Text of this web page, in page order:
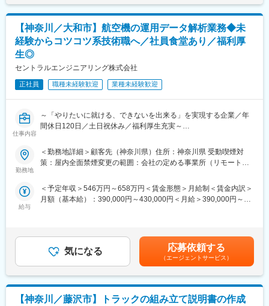
的に取り組んでいます。近年では、自動運転技術の開発にも力を
入れ、物流の変革や社会問題の解決に取り組んでいます。
変更の範囲：会社の定める業務
各種文書の作成
・衛星の初期運用を行うためのオペレーション環境の整備/構築
・初期運用に関する社内関係部門との調整、顧客への説明
・衛星運用支援業務
ムを客先の環境でオペレーション作業を実施するといったご経験
■就業環境
抜け）を活用し、夕食の準備、お子さんのお迎えなど仕事と両立
している環境です。
■業務の魅力
・衛星システムの運用設計および運用オペレーションで活躍して
いただくことを期待しています。
・NECの宇宙ソリューションを通じて、「安全・安心・公平・効
率」な社会の実現に貢献することができます。
・まずは運用に携わり、その後試験・設計といった他の部署への
に昇格し活躍しています。出身業界は様々で、社内では技術の勉
【神奈川／大和市】航空機の運用データ解析業務◆未
経験からコツコツ系技術職へ／社員食堂あり／福利厚
生◎
セントラルエンジニアリング株式会社
正社員 職種未経験歓迎 業種未経験歓迎
仕事内容
～「やりたいに就ける、できないを出来る」を実現する企業／年
間休日120日／土日祝休み／福利厚生充実～
■主な業務内容：
・修理対策検討、改修設計：航空機等に発生した問題に対する修
び最新情報に基づく改訂作業
・技術維持作業：機体の運用健全性を保つための各種技術維持作
・PC作業：Microsoft Office（Excel、Word）を用いた文書作成や
データ整理など各種サポート業務
■就業環境：
社員食堂が完備されており働きやすい環境です。
「草柳二丁目」バス停下車、徒歩約3分とアクセス良好です。
勤務地
＜勤務地詳細＞顧客先（神奈川県）住所：神奈川県 受動喫煙対
策：屋内全面禁煙変更の範囲：会社の定める事業所（リモートワ
給与
＜予定年収＞546万円～658万円＜賃金形態＞月給制＜賃金内訳＞
月額（基本給）：390,000円～430,000円＜月給＞390,000円～
じて上下する可能性があります。月給(月額)は固定手当を含めた表
記です。気になる 応募依頼する
（エージェントサービス）
【神奈川／藤沢市】トラックの組み立て説明書の作成